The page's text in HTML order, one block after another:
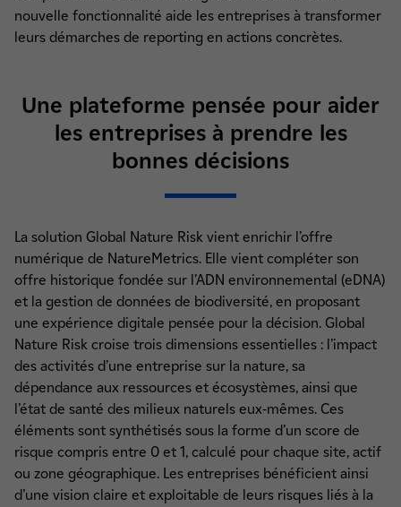
nouvelle fonctionnalité aide les entreprises à transformer
leurs démarches de reporting en actions concrètes.
Une plateforme pensée pour aider
les entreprises à prendre les
bonnes décisions
La solution Global Nature Risk vient enrichir l’offre
numérique de NatureMetrics. Elle vient compléter son
offre historique fondée sur l’ADN environnemental (eDNA)
et la gestion de données de biodiversité, en proposant
une expérience digitale pensée pour la décision. Global
Nature Risk croise trois dimensions essentielles : l’impact
des activités d’une entreprise sur la nature, sa
dépendance aux ressources et écosystèmes, ainsi que
l’état de santé des milieux naturels eux-mêmes. Ces
éléments sont synthétisés sous la forme d’un score de
risque compris entre 0 et 1, calculé pour chaque site, actif
ou zone géographique. Les entreprises bénéficient ainsi
d’une vision claire et exploitable de leurs risques liés à la